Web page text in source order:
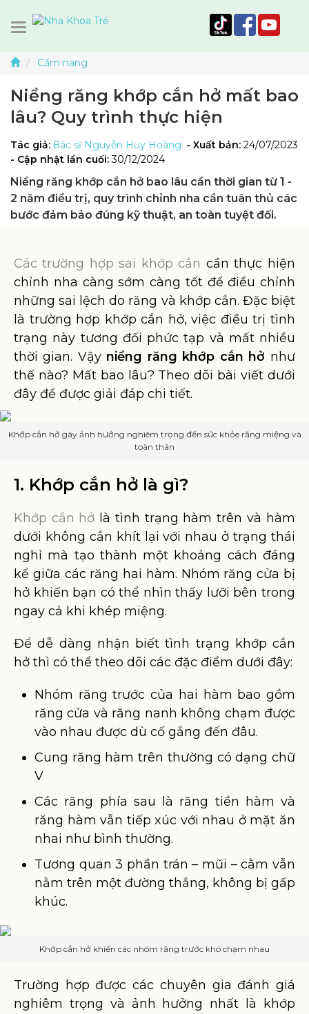
Cẩm nang
Niềng răng khớp cắn hở mất bao
lâu? Quy trình thực hiện
Tác giả: Bác sĩ Nguyễn Huy Hoàng - Xuất bản: 24/07/2023
- Cập nhật lần cuối:30/12/2024
Niềng răng khớp cắn hở bao lâu cần thời gian từ 1 -
2 năm điều trị, quy trình chỉnh nha cần tuân thủ các
bước đảm bảo đúng kỹ thuật, an toàn tuyệt đối.
Các trường hợp sai khớp cắn cần thực hiện
chỉnh nha càng sớm càng tốt để điều chỉnh
những sai lệch do răng và khớp cắn. Đặc biệt
là trường hợp khớp cắn hở, việc điều trị tình
trạng này tương đối phức tạp và mất nhiều
thời gian. Vậy niềng răng khớp cắn hở như
thế nào? Mất bao lâu? Theo dõi bài viết dưới
đây để được giải đáp chi tiết.
Khớp cắn hở gây ảnh hưởng nghiêm trọng đến sức khỏe răng miệng và
toàn thân
1. Khớp cắn hở là gì?
Khớp cắn hở là tình trạng hàm trên và hàm
dưới không cắn khít lại với nhau ở trạng thái
nghỉ mà tạo thành một khoảng cách đáng
kể giữa các răng hai hàm. Nhóm răng cửa bị
hở khiến bạn có thể nhìn thấy lưỡi bên trong
ngay cả khi khép miệng.
Để dễ dàng nhận biết tình trạng khớp cắn
hở thì có thể theo dõi các đặc điểm dưới đây:
Nhóm răng trước của hai hàm bao gồm
răng cửa và răng nanh không chạm được
vào nhau được dù cố gắng đến đâu.
Cung răng hàm trên thường có dạng chữ
V
Các răng phía sau là răng tiền hàm và
răng hàm vẫn tiếp xúc với nhau ở mặt ăn
nhai như bình thường.
Tương quan 3 phần trán – mũi – cằm vẫn
nằm trên một đường thẳng, không bị gấp
khúc.
Khớp cắn hở khiến các nhóm răng trước khó chạm nhau
Trường hợp được các chuyên gia đánh giá
nghiêm trọng và ảnh hưởng nhất là khớp